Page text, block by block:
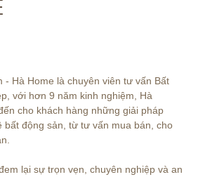
- Hà Home là chuyên viên tư vấn Bất
với hơn 9 năm kinh nghiệm, Hà
cho khách hàng những giải pháp
bất động sản, từ tư vấn mua bán, cho
lại sự trọn vẹn, chuyên nghiệp và an